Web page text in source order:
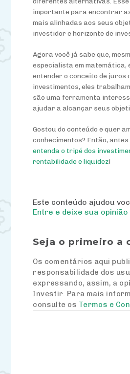
importante para encontrar
mais alinhadas aos seus
investidor e horizonte de
Agora você já sabe que,
especialista em matemática,
entender o conceito de juros
investimentos, eles
são uma ferramenta
ajudar a alcançar seus
Gostou do conteúdo e quer
conhecimentos? Então,
entenda o tripé dos
rentabilidade e liquidez!
Este conteúdo ajudou
Entre e deixe sua opinião
Seja o primeiro a
Os comentários aqui
responsabilidade dos
expressando, assim, a
Investir. Para mais
consulte os Termos e